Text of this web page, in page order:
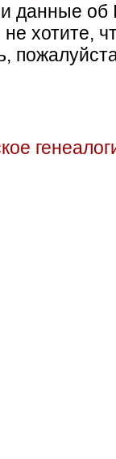
данные об
хотите,